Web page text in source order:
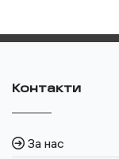
Контакти
За нас